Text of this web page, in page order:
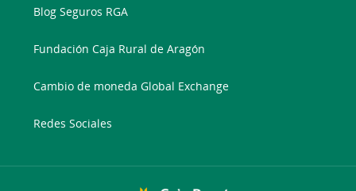
Blog Seguros RGA
Fundación Caja Rural de Aragón
Cambio de moneda Global Exchange
Redes Sociales